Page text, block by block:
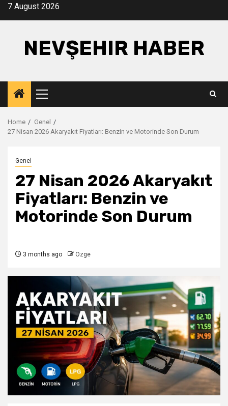
Skip7 August 2026
NEVŞEHIR HABER
Primary
Menu
Home
Genel
27 Nisan 2026 Akaryakıt Fiyatları: Benzin ve Motorinde Son Durum
Genel
27 Nisan 2026 Akaryakıt
Fiyatları: Benzin ve
Motorinde Son Durum
3 months ago Ozge